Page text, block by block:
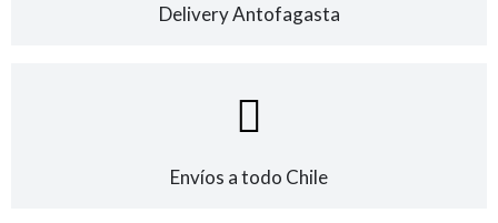
Delivery Antofagasta
Envíos a todo Chile